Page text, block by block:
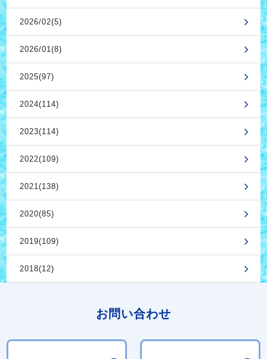
2026/02(5)
2026/01(8)
2025(97)
2024(114)
2023(114)
2022(109)
2021(138)
2020(85)
2019(109)
2018(12)
お問い合わせ